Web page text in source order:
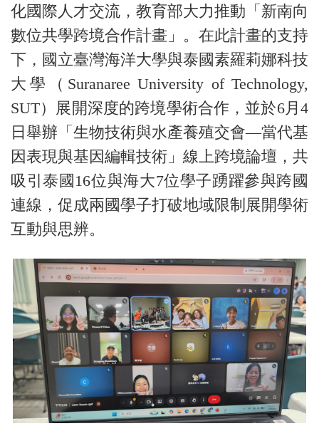
化國際人才交流，教育部大力推動「新南向
數位共學跨境合作計畫」。在此計畫的支持
下，國立臺灣海洋大學與泰國素羅莉娜科技
大學（Suranaree University of Technology,
SUT）展開深度的跨境學術合作，並於6月4
日舉辦「生物技術與水產養殖交會—當代基
因表現與基因編輯技術」線上跨境論壇，共
吸引泰國16位與海大7位學子踴躍參與跨國
連線，促成兩國學子打破地域限制展開學術
互動與思辨。